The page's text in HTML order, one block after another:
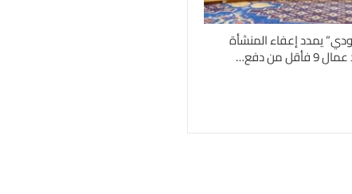
يمدد إعفاء المنشأة
من دفع…